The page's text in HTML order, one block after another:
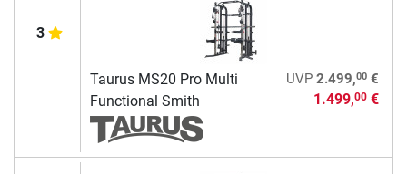
3
Taurus MS20 Pro Multi
Functional Smith
UVP 2.499,00€
1.499,00€